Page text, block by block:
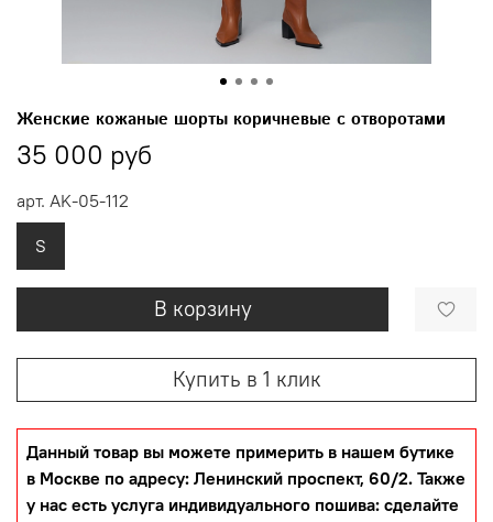
арт. AK-05-112
Женские кожаные шорты коричневые с отворотами
35 000 руб
В корзину
Купить в 1 клик
Данный товар вы можете примерить в нашем бутике
в Москве по адресу: Ленинский проспект, 60/2. Также
у нас есть услуга индивидуального пошива: сделайте
S